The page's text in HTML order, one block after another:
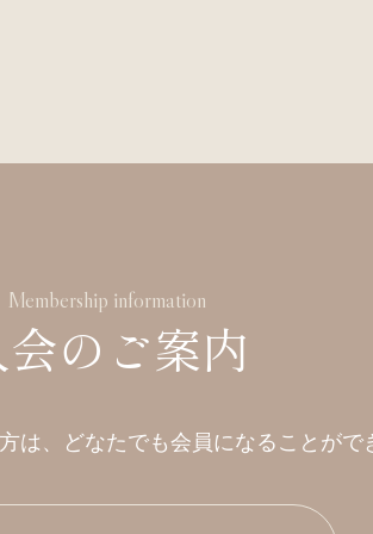
Membership information
会のご案内
は、 どなたでも会員になることがで